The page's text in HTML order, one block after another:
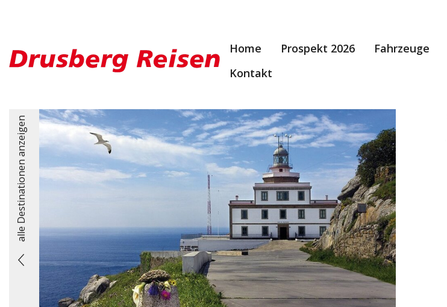
Home Prospekt 2026 Fahrzeuge
Kontakt
alle Destinationen anzeigen